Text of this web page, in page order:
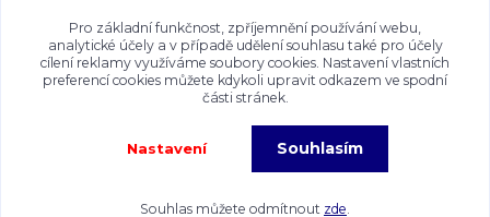
obsah zveřejněný na stránkách Talocan.cz a
CeskeSamolepky.cz jsou chráněny autorským právem. Jejich
použití bez předchozího písemného souhlasu provozovatele
je zakázáno.
Pro základní funkčnost, zpříjemnění používání webu,
analytické účely a v případě udělení souhlasu také pro účely
cílení reklamy využíváme soubory cookies. Nastavení vlastních
preferencí cookies můžete kdykoli upravit odkazem ve spodní
části stránek.
Nastavení Souhlasím
Souhlas můžete odmítnout zde